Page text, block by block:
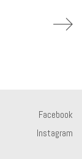
Facebook
Instagram